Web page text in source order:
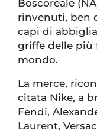
Boscoreale
rinvenuti, ben
capi di
griffe delle più
mondo.
La merce,
citata Nike, a
Fendi,
Laurent,